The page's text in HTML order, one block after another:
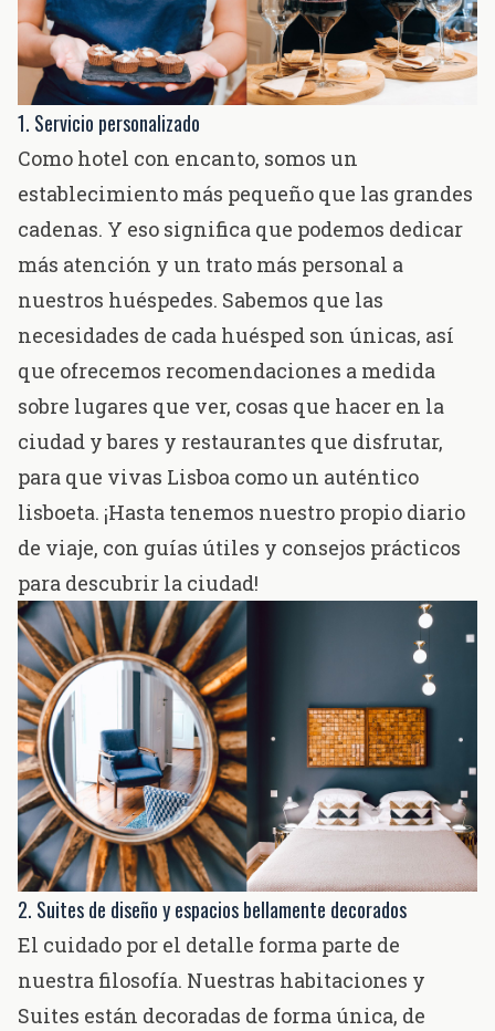
1. Servicio personalizado
Como hotel con encanto, somos un
establecimiento más pequeño que las grandes
cadenas. Y eso significa que podemos dedicar
más atención y un trato más personal a
nuestros huéspedes. Sabemos que las
necesidades de cada huésped son únicas, así
que ofrecemos recomendaciones a medida
sobre lugares que ver, cosas que hacer en la
ciudad y bares y restaurantes que disfrutar,
para que vivas Lisboa como un auténtico
lisboeta. ¡Hasta tenemos nuestro propio diario
de viaje, con guías útiles y consejos prácticos
para descubrir la ciudad!
2. Suites de diseño y espacios bellamente decorados
El cuidado por el detalle forma parte de
nuestra filosofía. Nuestras habitaciones y
Suites están decoradas de forma única, de